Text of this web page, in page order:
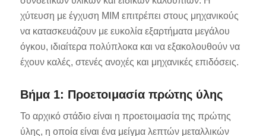
χύτευση με έγχυση MIM επιτρέπει στους μηχανικούς
να κατασκευάζουν με ευκολία εξαρτήματα μεγάλου
όγκου, ιδιαίτερα πολύπλοκα και να εξακολουθούν να
έχουν καλές, στενές ανοχές και μηχανικές επιδόσεις.
Βήμα 1: Προετοιμασία πρώτης ύλης
Το αρχικό στάδιο είναι η προετοιμασία της πρώτης
ύλης, η οποία είναι ένα μείγμα λεπτών μεταλλικών